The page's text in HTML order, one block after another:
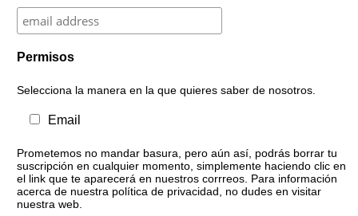
Permisos
Selecciona la manera en la que quieres saber de nosotros.
Email
Prometemos no mandar basura, pero aún así, podrás borrar tu
suscripción en cualquier momento, simplemente haciendo clic en
el link que te aparecerá en nuestros corrreos. Para información
acerca de nuestra política de privacidad, no dudes en visitar
nuestra web.